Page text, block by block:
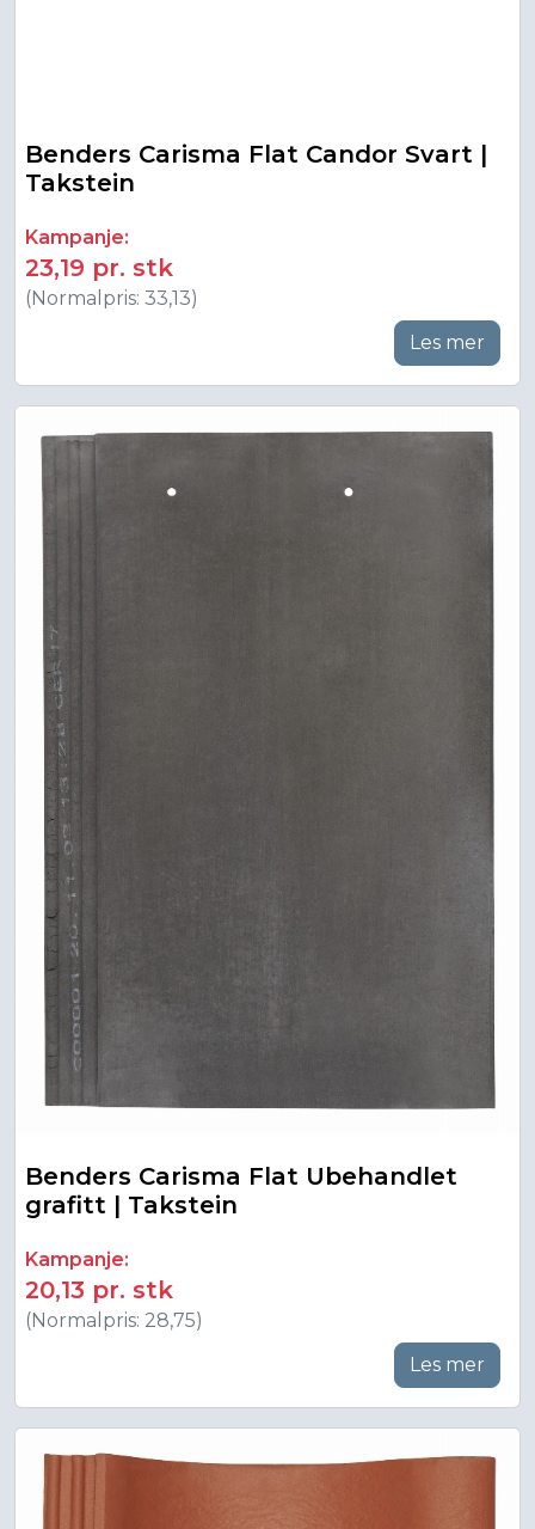
Benders Carisma Flat Candor Svart |
Takstein
Kampanje:
23,19 pr. stk
(Normalpris: 33,13)
Les mer
Benders Carisma Flat Ubehandlet
grafitt | Takstein
Kampanje:
20,13 pr. stk
(Normalpris: 28,75)
Les mer